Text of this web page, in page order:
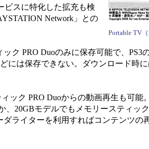
Portable TV（
ビスに特化した拡充も検
Network」との
ク PRO Duoのみに保存可能で、PS3
には保存できない。ダウンロード時
ク PRO Duoからの動画再生も可能
20GBモデルでもメモリースティック
ライターを利用すればコンテンツの